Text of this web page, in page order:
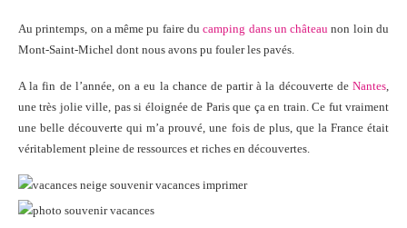
Au printemps, on a même pu faire ducamping dans un château non loin du
Mont-Saint-Michel dont nous avons pu fouler les pavés.
A la fin de l’année, on a eu la chance de partir à la découverte de Nantes,
une très jolie ville, pas si éloignée de Paris que ça en train. Ce fut vraiment
une belle découverte qui m’a prouvé, une fois de plus, que la France était
véritablement pleine de ressources et riches en découvertes.